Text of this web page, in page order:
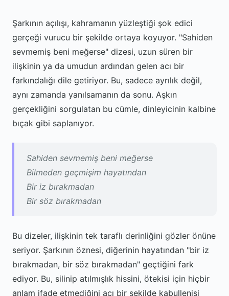
Şarkının açılışı, kahramanın yüzleştiği şok edici
gerçeği vurucu bir şekilde ortaya koyuyor. "Sahiden
sevmemiş beni meğerse" dizesi, uzun süren bir
ilişkinin ya da umudun ardından gelen acı bir
farkındalığı dile getiriyor. Bu, sadece ayrılık değil,
aynı zamanda yanılsamanın da sonu. Aşkın
gerçekliğini sorgulatan bu cümle, dinleyicinin kalbine
bıçak gibi saplanıyor.
Sahiden sevmemiş beni meğerse
Bilmeden geçmişim hayatından
Bir iz bırakmadan
Bir söz bırakmadan
Bu dizeler, ilişkinin tek taraflı derinliğini gözler önüne
seriyor. Şarkının öznesi, diğerinin hayatından "bir iz
bırakmadan, bir söz bırakmadan" geçtiğini fark
ediyor. Bu, silinip atılmışlık hissini, ötekisi için hiçbir
anlam ifade etmediğini acı bir şekilde kabullenişi